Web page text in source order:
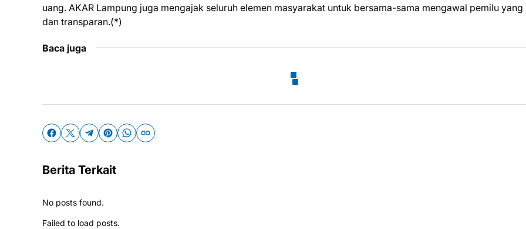
uang. AKAR Lampung juga mengajak seluruh elemen masyarakat untuk bersama-sama mengawal pemilu yang
dan transparan.(*)
Baca juga
Berita Terkait
No posts found.
Failed to load posts.